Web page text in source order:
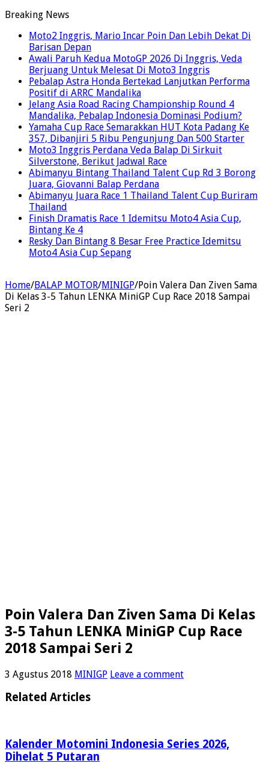
Breaking News
Moto2 Inggris, Mario Incar Poin Dan Lebih Dekat Di
Barisan Depan
Awali Paruh Kedua MotoGP 2026 Di Inggris, Veda
Berjuang Untuk Melesat Di Moto3 Inggris
Pebalap Astra Honda Bertekad Lanjutkan Performa
Positif di ARRC Mandalika
Jelang Asia Road Racing Championship Round 4
Mandalika, Pebalap Indonesia Dominasi Podium?
Yamaha Cup Race Semarakkan HUT Kota Padang Ke
357, Dibanjiri 5 Ribu Pengunjung Dan 500 Starter
Moto3 Inggris Perdana Veda Balap Di Sirkuit
Silverstone, Berikut Jadwal Race
Abimanyu Bintang Thailand Talent Cup Rd 3 Borong
Juara, Giovanni Balap Perdana
Abimanyu Juara Race 1 Thailand Talent Cup Buriram
Thailand
Finish Dramatis Race 1 Idemitsu Moto4 Asia Cup,
Bintang Ke 4
Resky Dan Bintang 8 Besar Free Practice Idemitsu
Moto4 Asia Cup Sepang
Home/BALAP MOTOR/MINIGP/Poin Valera Dan Ziven Sama
Di Kelas 3-5 Tahun LENKA MiniGP Cup Race 2018 Sampai
Seri 2
Poin Valera Dan Ziven Sama Di Kelas
3-5 Tahun LENKA MiniGP Cup Race
2018 Sampai Seri 2
3 Agustus 2018 MINIGP Leave a comment
Related Articles
Kalender Motomini Indonesia Series 2026,
Dihelat 5 Putaran